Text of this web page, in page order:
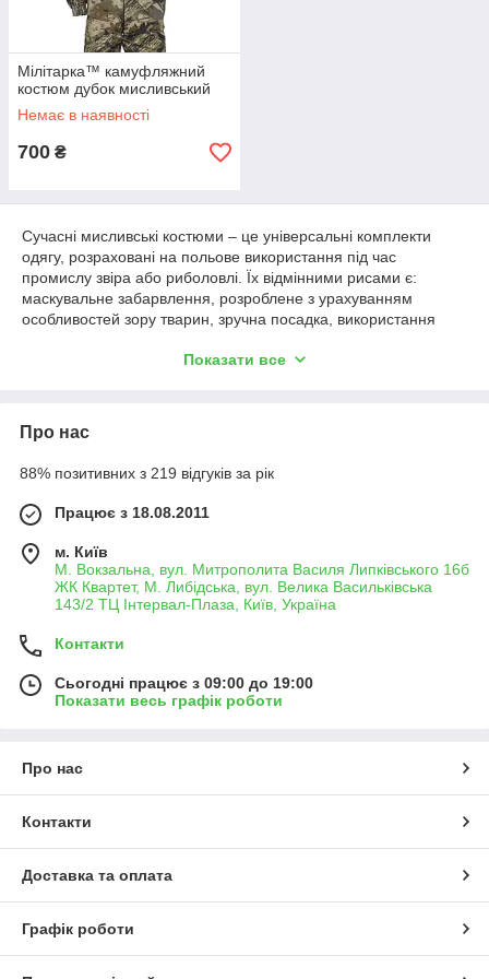
Мілітарка™ камуфляжний
костюм дубок мисливський
Немає в наявності
700 ₴
Сучасні мисливські костюми – це універсальні комплекти
одягу, розраховані на польове використання під час
промислу звіра або риболовлі. Їх відмінними рисами є:
маскувальне забарвлення, розроблене з урахуванням
особливостей зору тварин, зручна посадка, використання
моделей таких костюмів часто характерна наявність
костюми?
вельможам виїхавши на полювання в спеціально
виготовленому одязі з валяної вовни, розрахованої на
тривалу негоду. Але ще багато століть для цих цілей
розкішність якого залежала від фінансового стану власника.
виходячи з умов використання, йдучи від зовнішньої краси до
практичності та зручності носіння. А сьогодні вони придбали
Сучасний мисливський костюм, не має значення для якого
сезону, буде мати загальні конструктивні особливості.
Комплектація, що складається з напівкомбінезона і
куртки (анораку) з капюшоном.
Наявність спеціальних кишень для носимих речей, а
Тканина, точно розрахована на використання в той
Показати все
Про нас
88% позитивних з 219 відгуків за рік
Працює з 18.08.2011
м. Київ
М. Вокзальна, вул. Митрополита Василя Липківського 16б
ЖК Квартет, М. Либідська, вул. Велика Васильківська
143/2 ТЦ Інтервал-Плаза, Київ, Україна
Контакти
Сьогодні працює з 09:00 до 19:00
Показати весь графік роботи
Про нас
Контакти
Доставка та оплата
Графік роботи